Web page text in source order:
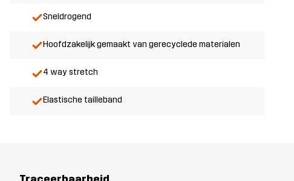
Sneldrogend
Hoofdzakelijk gemaakt van gerecyclede materialen
4 way stretch
Elastische tailleband